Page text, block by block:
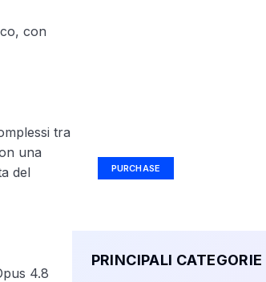
con
tra
una
del
4.8
PURCHASE
PRINCIPALI CATEGORIE